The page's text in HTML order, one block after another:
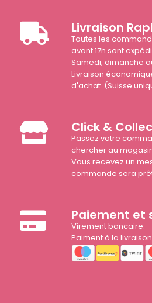
Livraison
Toutes les
avant 17h sont
Samedi, dimanche
Livraison
d'achat. (Suisse
Click &
Passez votre
chercher au
Vous recevez un
commande sera
Paiement et
Virement bancaire.
Paiment à la livraison